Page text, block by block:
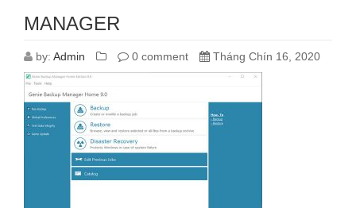
MANAGER
by: Admin 0 comment Tháng Chín 16, 2020